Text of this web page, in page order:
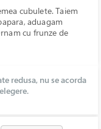
cubulete. Taiem
aduagam
cu frunze de
redusa, nu se acorda